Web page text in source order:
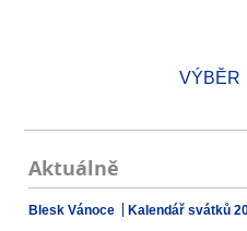
VÝBĚR
Aktuálně
Blesk Vánoce Kalendář svátků